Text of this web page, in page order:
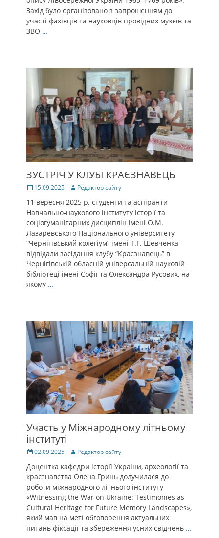
Захід було організовано з запрошенням до
участі фахівців та науковців провідних музеїв та
ЗВО …
ЗУСТРІЧ У КЛУБІ КРАЄЗНАВЕЦЬ
Posted
15.09.2025 Author
Редактор сайту
11 вересня 2025 р. студенти та аспіранти
Навчально-наукового інституту історії та
соціогуманітарних дисциплін імені О.М.
Лазаревського Національного університету
“Чернігівський колегіум” імені Т.Г. Шевченка
відвідали засідання клубу “Краєзнавець” в
Чернігівській обласній універсальній науковій
бібліотеці імені Софії та Олександра Русових, на
якому …
Участь у Міжнародному літньому
інституті
Posted
02.09.2025 Author
Редактор сайту
Доцентка кафедри історії України, археології та
краєзнавства Олена Гринь долучилася до
роботи міжнародного літнього інституту
«Witnessing the War on Ukraine: Testimonies as
Cultural Heritage for Future Memory Landscapes»,
який мав на меті обговорення актуальних
питань фіксації та збереження усних свідчень …